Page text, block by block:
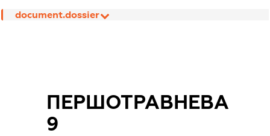
document.dossier
ПЕРШОТРАВНЕВА
9